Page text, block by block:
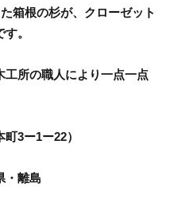
箱根の杉が、クローゼット
。
工所の職人により一点一点
3ー1ー22）
・離島